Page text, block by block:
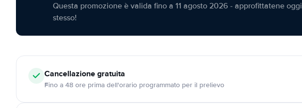
Questa promozione è valida fino a 11 agosto 2026 - approfittatene oggi
stesso!
Cancellazionegratuita
Fino a 48 ore prima dell'orario programmato per il prelievo